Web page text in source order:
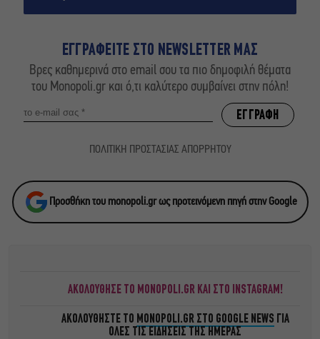
ΕΓΓΡΑΦΕΙΤΕ ΣΤΟ NEWSLETTER ΜΑΣ
Βρες καθημερινά στο email σου τα πιο δημοφιλή θέματα
του Monopoli.gr και ό,τι καλύτερο συμβαίνει στην πόλη!
ΠΟΛΙΤΙΚΗ ΠΡΟΣΤΑΣΙΑΣ ΑΠΟΡΡΗΤΟΥ
Προσθήκη του monopoli.gr ως προτεινόμενη πηγή στην Google
ΑΚΟΛΟΥΘΗΣΕ ΤΟ MONOPOLI.GR ΚΑΙ ΣΤΟ INSTAGRAM!
ΑΚΟΛΟΥΘΗΣΤΕ ΤΟ MONOPOLI.GR ΣΤΟ GOOGLE NEWS ΓΙΑ
ΟΛΕΣ ΤΙΣ ΕΙΔΗΣΕΙΣ ΤΗΣ ΗΜΕΡΑΣ